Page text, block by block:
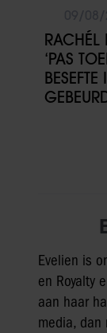
RACHÉL
‘PAS
Evelien is
en Royalty
aan haar
media, dan